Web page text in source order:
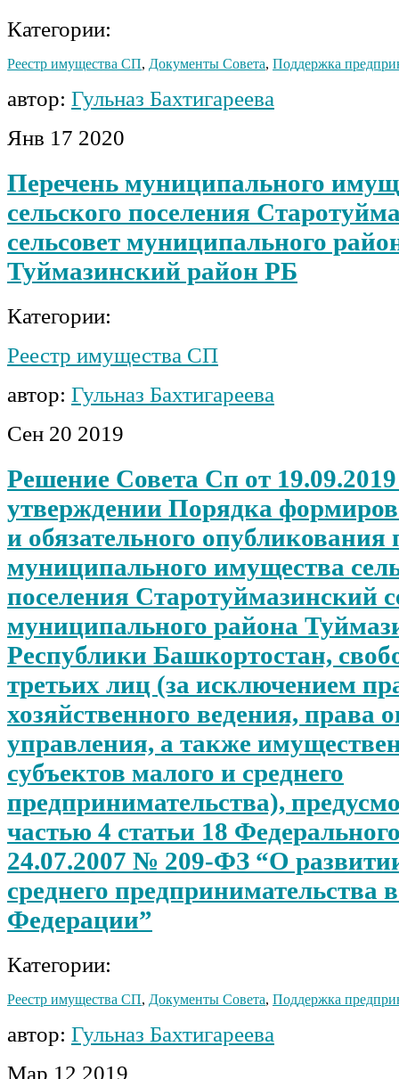
Категории:
Реестр имущества СП, Документы Совета, Поддержка
автор: Гульназ Бахтигареева
Янв 17 2020
Перечень муниципального
сельского поселения
сельсовет муниципального
Туймазинский район РБ
Категории:
Реестр имущества СП
автор: Гульназ Бахтигареева
Сен 20 2019
Решение Совета Сп от
утверждении Порядка
и обязательного опубликования
муниципального имущества
поселения Старотуймазинский
муниципального района
Республики Башкортостан,
третьих лиц (за исключением
хозяйственного ведения, права
управления, а также
субъектов малого и среднего
предпринимательства),
частью 4 статьи 18
24.07.2007 № 209-ФЗ “О
среднего предпринимательства
Федерации”
Категории:
Реестр имущества СП, Документы Совета, Поддержка
автор: Гульназ Бахтигареева
Мар 12 2019